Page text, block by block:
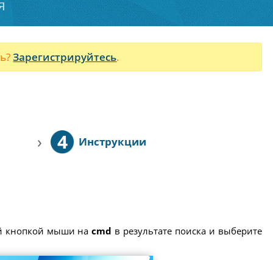
Зарегистрируйтесь.
› 4 Инструкции
кнопкой мыши наcmd в результате поиска и выберите